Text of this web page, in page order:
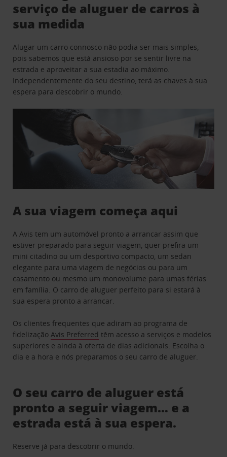
serviço de aluguer de carros à
sua medida
Alugar um carro connosco não podia ser mais simples,
pois sabemos que está ansioso por se sentir livre na
estrada e aproveitar a sua estadia ao máximo.
Independentemente do seu destino, terá as chaves à sua
espera para descobrir o mundo.
A sua viagem começa aqui
A Avis tem um automóvel pronto a arrancar assim que
estiver preparado para seguir viagem, quer prefira um
mini citadino ou um desportivo compacto, um sedan
elegante para uma viagem de negócios ou para um
casamento ou mesmo um monovolume para umas férias
em família. O carro de aluguer perfeito para si estará à
sua espera pronto a arrancar.
Os clientes frequentes que adiram ao programa de
fidelizaçãoAvis Preferred têm acesso a serviços e modelos
superiores e ainda à oferta de dias adicionais. Escolha o
dia e a hora e nós preparamos o seu carro de aluguer.
O seu carro de aluguer está
pronto a seguir viagem… e a
estrada está à sua espera.
Reserve já para descobrir o mundo.